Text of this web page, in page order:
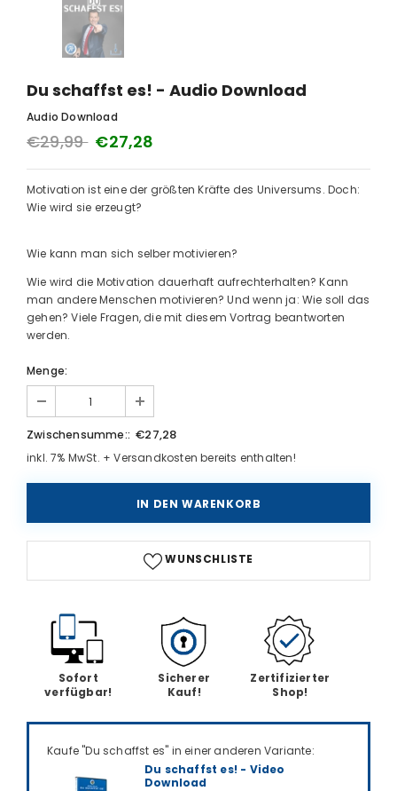
Du schaffst es! - Audio Download
Audio Download
€29,99 €27,28
Motivation ist eine der größten Kräfte des Universums. Doch:
Wie wird sie erzeugt?
Wie kann man sich selber motivieren?
Wie wird die Motivation dauerhaft aufrechterhalten? Kann
man andere Menschen motivieren? Und wenn ja: Wie soll das
gehen? Viele Fragen, die mit diesem Vortrag beantworten
werden.
Menge:
Zwischensumme:: €27,28
inkl. 7% MwSt. + Versandkosten bereits enthalten!
WUNSCHLISTE
Sofort
verfügbar!
Sicherer
Kauf!
Zertifizierter
Shop!
Kaufe "Du schaffst es" in einer anderen Variante:
Du schaffst es! - Video
Download